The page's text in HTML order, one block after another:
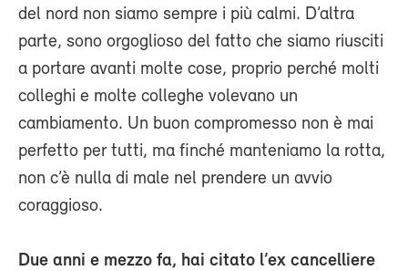
del nord non siamo sempre i più calmi. D’altra
parte, sono orgoglioso del fatto che siamo riusciti
a portare avanti molte cose, proprio perché molti
colleghi e molte colleghe volevano un
cambiamento. Un buon compromesso non è mai
perfetto per tutti, ma finché manteniamo la rotta,
non c’è nulla di male nel prendere un avvio
coraggioso.
Due anni e mezzo fa, hai citato l’ex cancelliere